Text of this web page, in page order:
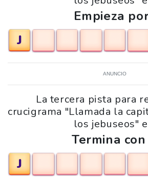
Empieza
J
ANUNCIO
La tercera pista para
crucigrama "Llamada la
los jebuseos"
Termina
J